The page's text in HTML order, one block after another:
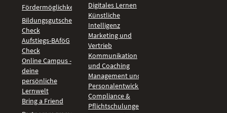
Fördermöglichkeiten
Bildungsgutschein
Check
Aufstiegs-BAföG
Check
Online Campus -
deine
persönliche
Lernwelt
Bring a Friend
Digitales Lernen
Künstliche
Intelligenz
Marketing und
Vertrieb
Kommunikation
und Coaching
Management und
Personalentwicklung
Compliance &
Pflichtschulungen